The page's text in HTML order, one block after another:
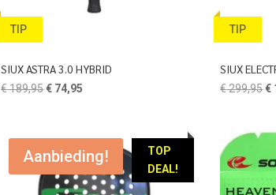
TIP
SIUX ASTRA 3.0 HYBRID
€189,95Oorspronkelijke
€ 189,95.
€ 74,95
€ 74,95.
TIP
SIUX
€299,95€
TOP
DEAL!
Aanbieding!